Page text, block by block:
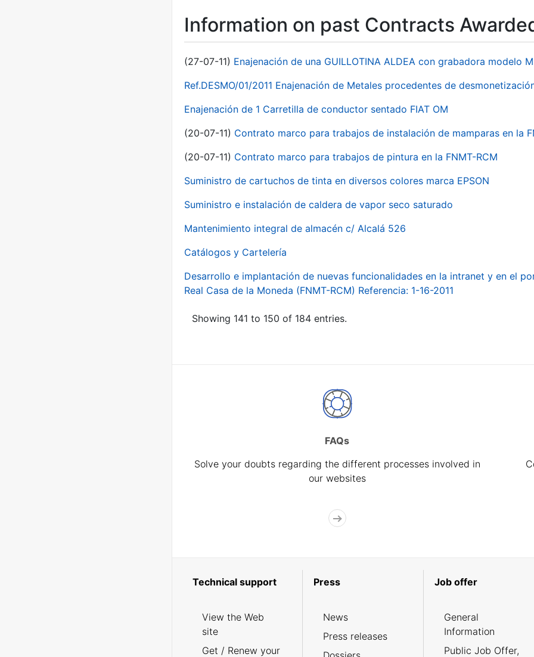
Information on past Contracts
(27-07-11) Enajenación de una GUILLOTINA ALDEA con grabadora modelo
Ref.DESMO/01/2011 Enajenación de Metales procedentes de
Enajenación de 1 Carretilla de conductor sentado FIAT OM
(20-07-11) Contrato marco para trabajos de instalación de mamparas en la
(20-07-11) Contrato marco para trabajos de pintura en la FNMT-RCM
Suministro de cartuchos de tinta en diversos colores marca EPSON
Suministro e instalación de caldera de vapor seco saturado
Mantenimiento integral de almacén c/ Alcalá 526
Catálogos y Cartelería
Desarrollo e implantación de nuevas funcionalidades en la intranet y en el
Real Casa de la Moneda (FNMT-RCM) Referencia: 1-16-2011
Showing 141 to 150 of 184 entries.
FAQs
Solve your doubts regarding the different processes involved in
our websites
Technical support
View the Web
site
Get / Renew your
Press
News
Press releases
Job offer
General
Information
Public Job Offer,